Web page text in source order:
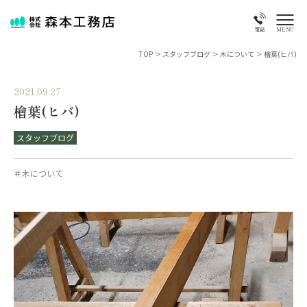
電話 MENU
TOP > スタッフブログ > 木について > 檜葉(ヒバ)
2021.09.27
檜葉(ヒバ)
スタッフブログ
＃木について